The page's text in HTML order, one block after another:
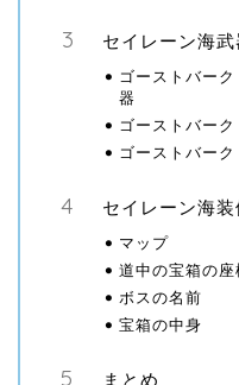
セイレーン海
ゴーストバー
器
ゴーストバー
ゴーストバー
セイレーン海
マップ
道中の宝箱の座
ボスの名前
宝箱の中身
まとめ